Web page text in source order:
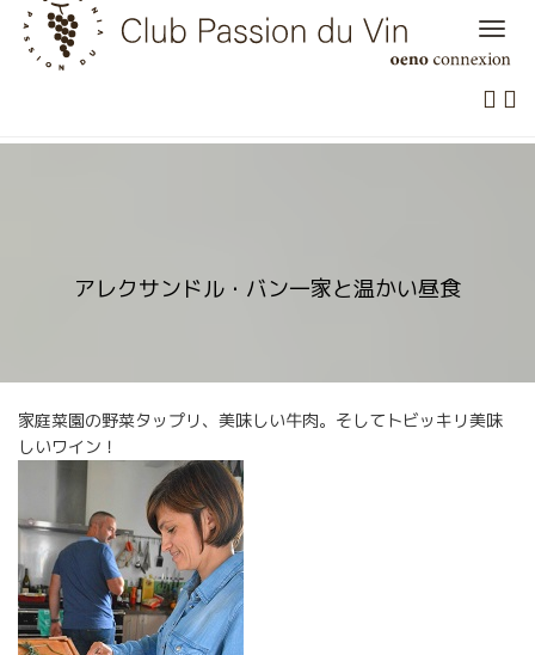
Skip
content
アレクサンドル・バン一家と温かい昼食
家庭菜園の野菜タップリ、美味しい牛肉。そしてトビッキリ美味
しいワイン！